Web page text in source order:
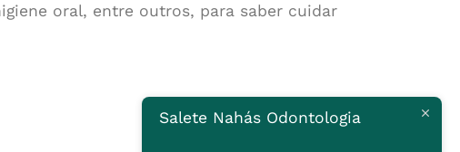
oral, entre outros, para saber cuidar
Salete Nahás Odontologia